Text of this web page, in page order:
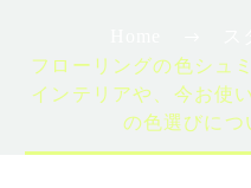
フローリングの色シュ
インテリアや、今お使
の色選びにつ